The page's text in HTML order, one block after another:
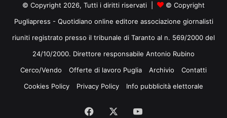
© Copyright 2026, Tutti i diritti riservati |
© Copyright
Pugliapress - Quotidiano online editore associazione giornalisti
riuniti registrato presso il tribunale di Taranto al n. 569/2000 del
24/10/2000. Direttore responsabile Antonio Rubino
Cerco/Vendo
Offerte di lavoro Puglia Archivio
Contatti
Cookies Policy
Privacy Policy Info pubblicità elettorale
Facebook